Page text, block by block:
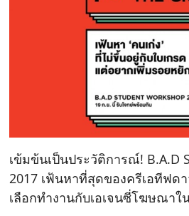
เข้มข้นเป็นประวัติการณ์! B.A.D
2017 เฟ้นหาที่สุดของครีเอทีฟด
เลือกทำงานกับเอเจนซี่โฆษณาใ